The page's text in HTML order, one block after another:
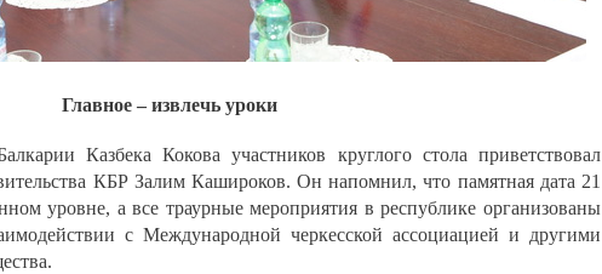
Главное – извлечь уроки
Казбека Кокова участников круглого стола приветствовал
КБР Залим Кашироков. Он напомнил, что памятная дата 21
уровне, а все траурные мероприятия в республике организованы
с Международной черкесской ассоциацией и другими